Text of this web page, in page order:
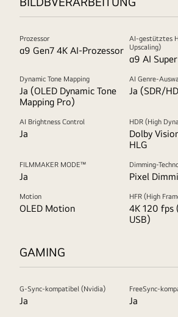
Prozessor
α9 Gen7 4K AI-Prozessor
AI-gestütztes
Upscaling)
α9 AI
Dynamic Tone Mapping
Ja (OLED Dynamic Tone
Mapping Pro)
AI Genre-
Ja (SDR/
AI Brightness Control
Ja
HDR (High
Dolby
HLG
FILMMAKER MODE™
Ja
Dimming-
Pixel
Motion
OLED Motion
HFR (High
4K 120 fps
USB)
GAMING
G-Sync-kompatibel (Nvidia)
Ja
FreeSync-
Ja